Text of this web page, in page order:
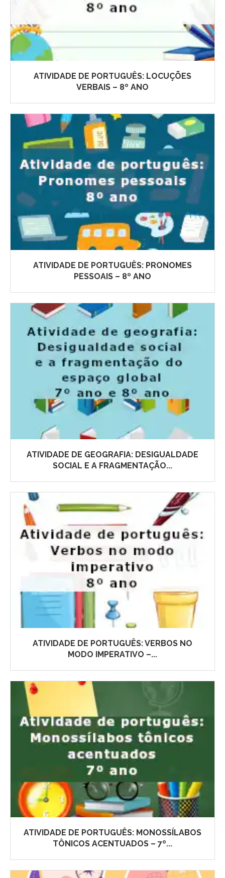
ATIVIDADE DE PORTUGUÊS: LOCUÇÕES
VERBAIS – 8º ANO
ATIVIDADE DE PORTUGUÊS: PRONOMES
PESSOAIS – 8º ANO
ATIVIDADE DE GEOGRAFIA: DESIGUALDADE
SOCIAL E A FRAGMENTAÇÃO...
ATIVIDADE DE PORTUGUÊS: VERBOS NO
MODO IMPERATIVO –...
ATIVIDADE DE PORTUGUÊS: MONOSSÍLABOS
TÔNICOS ACENTUADOS – 7º...